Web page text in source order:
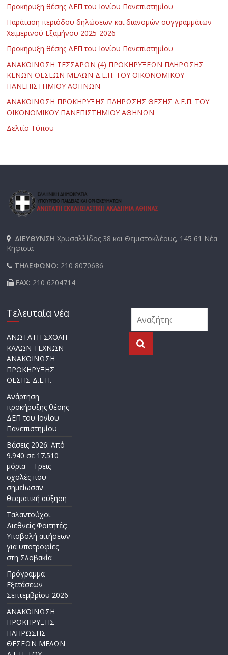
Προκήρυξη θέσης ΔΕΠ του Ιονίου Πανεπιστημίου
Παράταση περιόδου δηλώσεων και διανομών συγγραμμάτων
Χειμερινού Εξαμήνου 2025-2026
Προκήρυξη θέσης ΔΕΠ του Ιονίου Πανεπιστημίου
ΑΝΑΚΟΙΝΩΣΗ ΤΕΣΣΑΡΩΝ (4) ΠΡΟΚΗΡΥΞΕΩΝ ΠΛΗΡΩΣΗΣ
ΚΕΝΩΝ ΘΕΣΕΩΝ ΜΕΛΩΝ Δ.Ε.Π. ΤΟΥ ΟΙΚΟΝΟΜΙΚΟΥ
ΠΑΝΕΠΙΣΤΗΜΙΟΥ ΑΘΗΝΩΝ
ΑΝΑΚΟΙΝΩΣΗ ΠΡΟΚΗΡΥΞΗΣ ΠΛΗΡΩΣΗΣ ΘΕΣΗΣ Δ.Ε.Π. ΤΟΥ
ΟΙΚΟΝΟΜΙΚΟΥ ΠΑΝΕΠΙΣΤΗΜΙΟΥ ΑΘΗΝΩΝ
Δελτίο Τύπου
ΔΙΕΥΘΥΝΣΗΧρυσαλλίδος 38 και Θεμιστοκλέους, 145 61 Νέα
Κηφισιά
ΤΗΛΕΦΩΝΟ: 210 8070686
FAX: 210 6204714
Τελευταία νέα
ΑΝΩΤΑΤΗ ΣΧΟΛΗ
ΚΑΛΩΝ ΤΕΧΝΩΝ
ΑΝΑΚΟΙΝΩΣΗ
ΠΡΟΚΗΡΥΞΗΣ
ΘΕΣΗΣ Δ.Ε.Π.
Ανάρτηση
προκήρυξης θέσης
ΔΕΠ του Ιονίου
Πανεπιστημίου
Βάσεις 2026: Από
9.940 σε 17.510
μόρια – Τρεις
σχολές που
σημείωσαν
θεαματική αύξηση
Ταλαντούχοι
Διεθνείς Φοιτητές:
Υποβολή αιτήσεων
για υποτροφίες
στη Σλοβακία
Πρόγραμμα
Εξετάσεων
Σεπτεμβρίου 2026
ΑΝΑΚΟΙΝΩΣΗ
ΠΡΟΚΗΡΥΞΗΣ
ΠΛΗΡΩΣΗΣ
ΘΕΣΕΩΝ ΜΕΛΩΝ